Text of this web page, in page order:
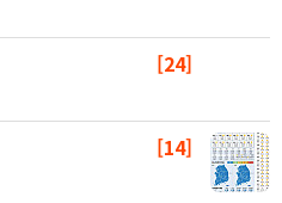
[24]
[14]